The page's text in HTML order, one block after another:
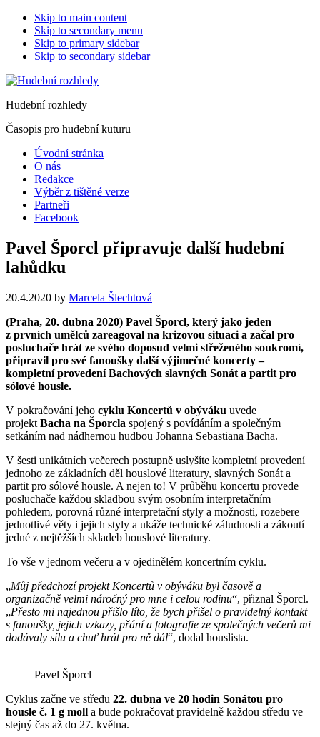
Skip to main content
Skip to secondary menu
Skip to primary sidebar
Skip to secondary sidebar
Hudební rozhledy
Časopis pro hudební kuturu
Úvodní stránka
O nás
Redakce
Výběr z tištěné verze
Partneři
Facebook
Pavel Šporcl připravuje další hudební
lahůdku
20.4.2020 by Marcela Šlechtová
(Praha, 20. dubna 2020) Pavel Šporcl, který jako jeden
z prvních umělců zareagoval na krizovou situaci a začal pro
posluchače hrát ze svého doposud velmi střeženého soukromí,
připravil pro své fanoušky další výjimečné koncerty –
kompletní provedení Bachových slavných Sonát a partit pro
sólové housle.
V pokračování jeho cyklu Koncertů v obýváku uvede
projekt Bacha na Šporcla spojený s povídáním a společným
setkáním nad nádhernou hudbou Johanna Sebastiana Bacha.
V šesti unikátních večerech postupně uslyšíte kompletní provedení
jednoho ze základních děl houslové literatury, slavných Sonát a
partit pro sólové housle. A nejen to! V průběhu koncertu provede
posluchače každou skladbou svým osobním interpretačním
pohledem, porovná různé interpretační styly a možnosti, rozebere
jednotlivé věty i jejich styly a ukáže technické záludnosti a zákoutí
jedné z nejtěžších skladeb houslové literatury.
To vše v jednom večeru a v ojedinělém koncertním cyklu.
„Můj předchozí projekt Koncertů v obýváku byl časově a
organizačně velmi náročný pro mne i celou rodinu“, přiznal Šporcl.
„Přesto mi najednou přišlo líto, že bych přišel o pravidelný kontakt
s fanoušky, jejich vzkazy, přání a fotografie ze společných večerů mi
dodávaly sílu a chuť hrát pro ně dál“, dodal houslista.
Pavel Šporcl
Cyklus začne ve středu 22. dubna ve 20 hodin Sonátou pro
housle č. 1 g moll a bude pokračovat pravidelně každou středu ve
stejný čas až do 27. května.